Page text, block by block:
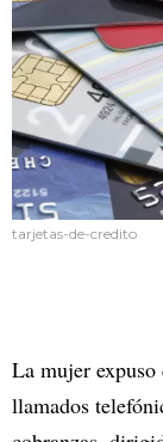
tarjetas-de-credito
La mujer
llamados